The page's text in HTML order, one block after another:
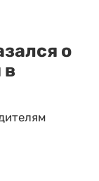
о
в